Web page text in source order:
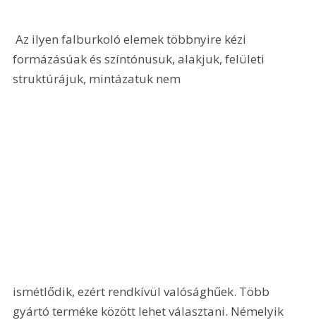
Az ilyen falburkoló elemek többnyire kézi
formázásúak és színtónusuk, alakjuk, felületi
struktúrájuk, mintázatuk nem
ismétlődik, ezért rendkívül valósághűek. Több
gyártó terméke között lehet választani. Némelyik